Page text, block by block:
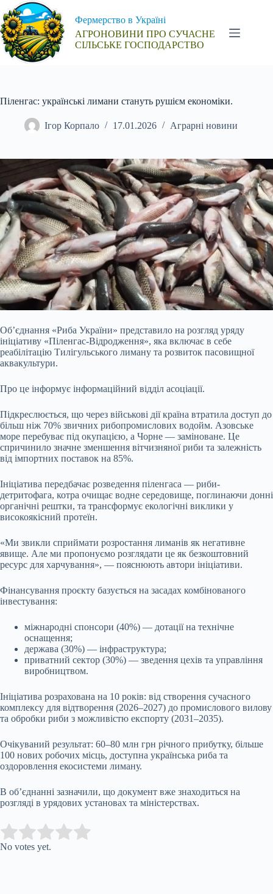
Перейти
до
вмісту
Фермерство в Україні
АГРОНОВИНИ ПРО СУЧАСНЕ
СІЛЬСЬКЕ ГОСПОДАРСТВО
Піленгас: українські лимани стануть рушієм економіки.
Ігор Корпало 17.01.2026 Аграрні новини
Об’єднання «Риба України» представило на розгляд уряду
ініціативу «Піленгас-Відродження», яка включає в себе
реабілітацію Тилігульського лиману та розвиток пасовищної
аквакультури.
Про це інформує інформаційний відділ асоціації.
Підкреслюється, що через військові дії країна втратила доступ до
більш ніж 70% звичних рибопромислових водойм. Азовське
море перебуває під окупацією, а Чорне — заміноване. Це
спричинило значне зменшення вітчизняної риби та залежність
від імпортних поставок на 85%.
Ініціатива передбачає розведення піленгаса — риби-
детритофага, котра очищає водне середовище, поглинаючи донні
органічні рештки, та трансформує екологічні виклики у
високоякісний протеїн.
«Ми звикли сприймати розростання лиманів як негативне
явище. Але ми пропонуємо розглядати це як безкоштовний
ресурс для харчування», — пояснюють автори ініціативи.
Фінансування проєкту базується на засадах комбінованого
інвестування:
міжнародні спонсори (40%) — дотації на технічне
оснащення;
держава (30%) — інфраструктура;
приватний сектор (30%) — зведення цехів та управління
виробництвом.
Ініціатива розрахована на 10 років: від створення сучасного
комплексу для відтворення (2026–2027) до промислового вилову
та обробки риби з можливістю експорту (2031–2035).
Очікуваний результат: 60–80 млн грн річного прибутку, більше
100 нових робочих місць, доступна українська риба та
оздоровлення екосистеми лиману.
В об’єднанні зазначили, що документ вже знаходиться на
розгляді в урядових установах та міністерствах.
Rate this item:
No votes yet.